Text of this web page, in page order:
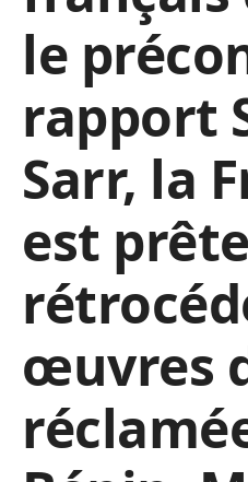
le
rapport
Sarr, la
est
œuvres